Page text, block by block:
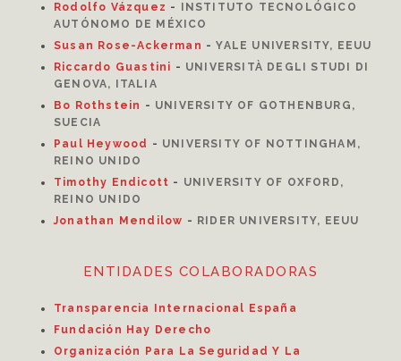
Rodolfo Vázquez -
INSTITUTO TECNOLÓGICO
AUTÓNOMO DE MÉXICO
Susan Rose-Ackerman -YALE UNIVERSITY, EEUU
Riccardo Guastini - UNIVERSITÀ DEGLI STUDI DI
GENOVA, ITALIA
Bo Rothstein - UNIVERSITY OF GOTHENBURG,
SUECIA
Paul Heywood - UNIVERSITY OF NOTTINGHAM,
REINO UNIDO
Timothy Endicott - UNIVERSITY OF OXFORD,
REINO UNIDO
Jonathan Mendilow - RIDER UNIVERSITY, EEUU
ENTIDADES COLABORADORAS
Transparencia Internacional España
Fundación Hay Derecho
Organización Para La Seguridad Y La